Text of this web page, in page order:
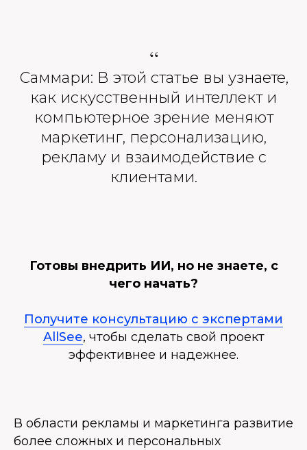
“
Саммари: В этой статье вы узнаете,
как искусственный интеллект и
компьютерное зрение меняют
маркетинг, персонализацию,
рекламу и взаимодействие с
клиентами.
Готовы внедрить ИИ, но не знаете, с
чего начать?
Получите консультацию с экспертами
AllSee, чтобы сделать свой проект
эффективнее и надежнее.
В области рекламы и маркетинга развитие
более сложных и персональных